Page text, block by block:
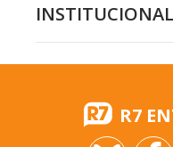
INSTITUCIONAL
R7